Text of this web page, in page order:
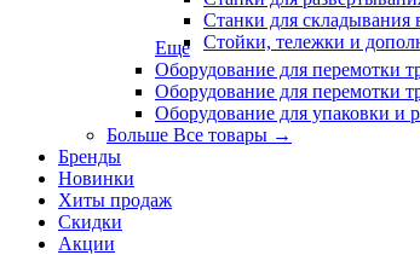
Станки для складывания
Стойки, тележки и
Еще
Оборудование для перемотки
Оборудование для перемотки
Оборудование для упаковки и
Больше Все товары →
Бренды
Новинки
Хиты продаж
Скидки
Акции